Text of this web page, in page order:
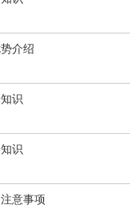
介绍
识
识
意事项